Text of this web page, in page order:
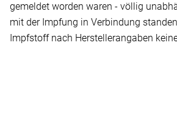
gemeldet worden waren - völlig
mit der Impfung in Verbindung
Impfstoff nach Herstellerangaben